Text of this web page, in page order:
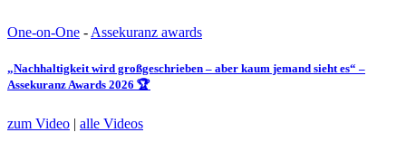
One-on-One -Assekuranz awards
„Nachhaltigkeit wird großgeschrieben – aber kaum jemand sieht es“ –
Assekuranz Awards 2026 🏆
zum Video | alle Videos